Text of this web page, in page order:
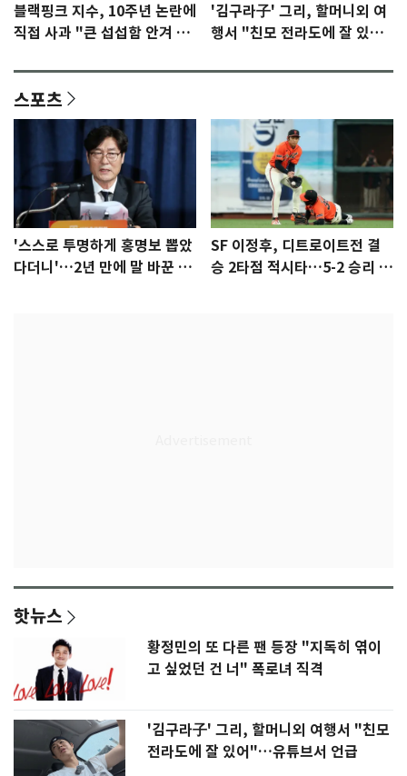
블랙핑크 지수, 10주년 논란에
직접 사과 "큰 섭섭함 안겨 미
'김구라子' 그리, 할머니외 여
행서 "친모 전라도에 잘 있
스포츠
'스스로 투명하게 홍명보 뽑았
다더니'…2년 만에 말 바꾼 이
SF 이정후, 디트로이트전 결
승 2타점 적시타…5-2 승리 견
핫뉴스
황정민의 또 다른 팬 등장 "지독히 엮이
고 싶었던 건 너" 폭로녀 직격
'김구라子' 그리, 할머니외 여행서 "친모
전라도에 잘 있어"…유튜브서 언급